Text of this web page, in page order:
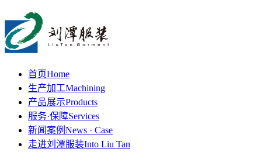
首页Home
生产加工Machining
产品展示Products
服务·保障Services
新闻案例 News · Case
走进刘潭服装Into Liu Tan